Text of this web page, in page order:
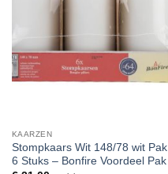
KAARZEN
Stompkaars Wit 148/78 wit Pak
6 Stuks – Bonfire Voordeel Pak